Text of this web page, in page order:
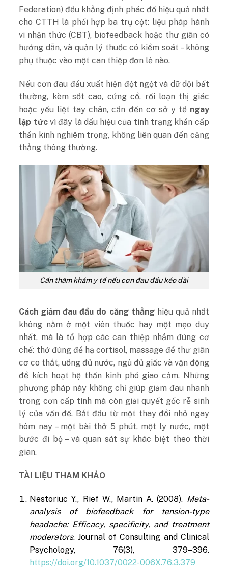
Federation) đều khẳng định phác đồ hiệu quả nhất
cho CTTH là phối hợp ba trụ cột: liệu pháp hành
vi nhận thức (CBT), biofeedback hoặc thư giãn có
hướng dẫn, và quản lý thuốc có kiểm soát – không
phụ thuộc vào một can thiệp đơn lẻ nào.
Nếu cơn đau đầu xuất hiện đột ngột và dữ dội bất
thường, kèm sốt cao, cứng cổ, rối loạn thị giác
hoặc yếu liệt tay chân, cần đến cơ sở y tế ngay
lập tứcvì đây là dấu hiệu của tình trạng khẩn cấp
thần kinh nghiêm trọng, không liên quan đến căng
thẳng thông thường.
Cần thăm khám y tế nếu cơn đau đầu kéo dài
Cách giảm đau đầu do căng thẳnghiệu quả nhất
không nằm ở một viên thuốc hay một mẹo duy
nhất, mà là tổ hợp các can thiệp nhắm đúng cơ
chế: thở đúng để hạ cortisol, massage để thư giãn
cơ co thắt, uống đủ nước, ngủ đủ giấc và vận động
để kích hoạt hệ thần kinh phó giao cảm. Những
phương pháp này không chỉ giúp giảm đau nhanh
trong cơn cấp tính mà còn giải quyết gốc rễ sinh
lý của vấn đề. Bắt đầu từ một thay đổi nhỏ ngay
hôm nay – một bài thở 5 phút, một ly nước, một
bước đi bộ – và quan sát sự khác biệt theo thời
gian.
TÀI LIỆU THAM KHẢO
Nestoriuc Y., Rief W., Martin A. (2008). Meta-
analysis of biofeedback for tension-type
headache: Efficacy, specificity, and treatment
moderators. Journal of Consulting and Clinical
Psychology, 76(3), 379–396.
https://doi.org/10.1037/0022-006X.76.3.379